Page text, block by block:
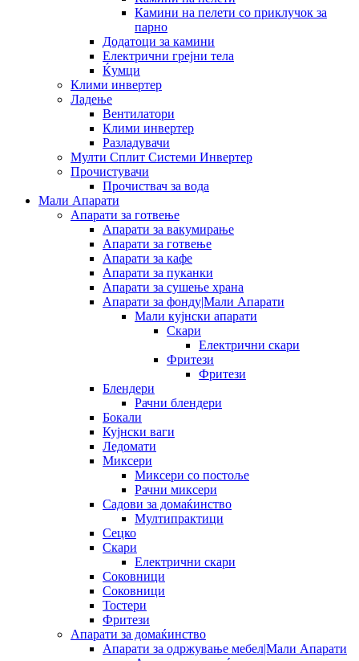
Камини на пелети со приклучок за
парно
Додатоци за камини
Електрични грејни тела
Ќумци
Клими инвертер
Ладење
Вентилатори
Клими инвертер
Разладувачи
Мулти Сплит Системи Инвертер
Прочистувачи
Прочиствач за вода
Мали Апарати
Апарати за готвење
Апарати за вакумирање
Апарати за готвење
Апарати за кафе
Апарати за пуканки
Апарати за сушење храна
Апарати за фонду|Мали Апарати
Мали кујнски апарати
Скари
Електрични скари
Фритези
Фритези
Блендери
Рачни блендери
Бокали
Кујнски ваги
Ледомати
Миксери
Миксери со постоље
Рачни миксери
Садови за домаќинство
Мултипрактици
Сецко
Скари
Електрични скари
Соковници
Соковници
Тостери
Фритези
Апарати за домаќинство
Апарати за одржување мебел|Мали Апарати